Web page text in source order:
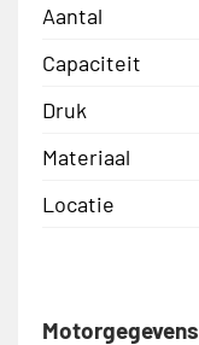
Aantal
Capaciteit
Druk
Materiaal
Locatie
Motorgegevens